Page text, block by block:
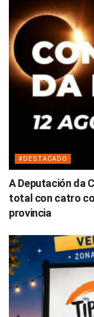
#DESTACADO
A Deputación da
total con catro
provincia